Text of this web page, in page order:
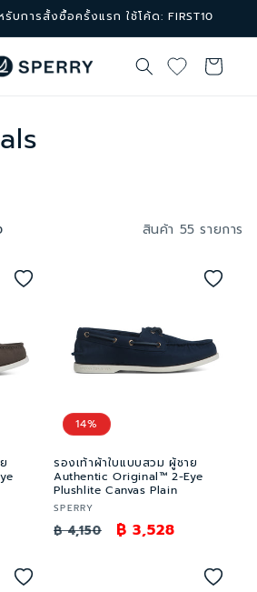
บการสั้งซื้อครั้งแรก ใช้โค้ด: FIRST10
ตะกร้า
สินค้า
สินค้า 55 รายการ
14%
รองเท้าผ้าใบแบบสวม ผู้ชาย
Authentic Original™ 2-Eye
Plushlite Canvas Plain
เวน
เด
SPERRY
ราคา
฿ 4,150
ราคา
฿ 3,528